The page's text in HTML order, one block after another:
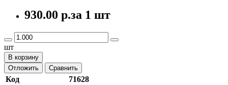
930.00 р.за 1 шт
шт
В корзину
Отложить
Сравнить
Код
71628